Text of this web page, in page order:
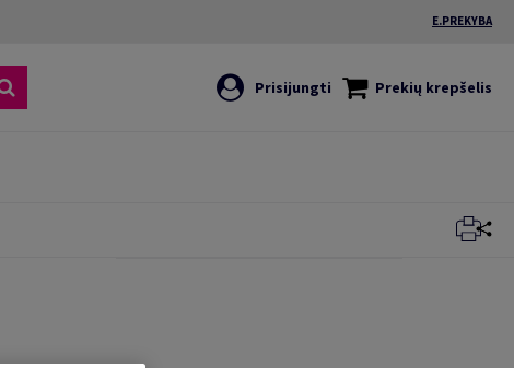
E.PREKYBA
Prisijungti Prekių krepšelis